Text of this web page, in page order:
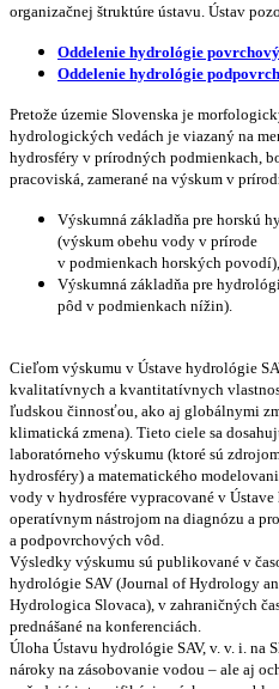
organizačnej štruktúre ústavu. Ústav
Oddelenie hydrológie
Oddelenie hydrológie
Pretože územie Slovenska je
hydrologických vedách je viazaný na
hydrosféry v prírodných podmienkach,
pracoviská, zamerané na výskum v
Výskumná základňa pre horskú
(výskum obehu vody v prírode
v podmienkach horských povodí),
Výskumná základňa pre
pôd v podmienkach nížin).
Cieľom výskumu v Ústave hydrológie
kvalitatívnych a kvantitatívnych
ľudskou činnosťou, ako aj globálnymi
klimatická zmena). Tieto ciele sa
laboratórneho výskumu (ktoré sú
hydrosféry) a matematického
vody v hydrosfére vypracované v
operatívnym nástrojom na diagnózu a
a podpovrchových vôd.
Výsledky výskumu sú publikované v
hydrológie SAV (Journal of Hydrology
Hydrologica Slovaca), v zahraničných
prednášané na konferenciách.
Úloha Ústavu hydrológie SAV, v. v. i. na
nároky na zásobovanie vodou – ale aj